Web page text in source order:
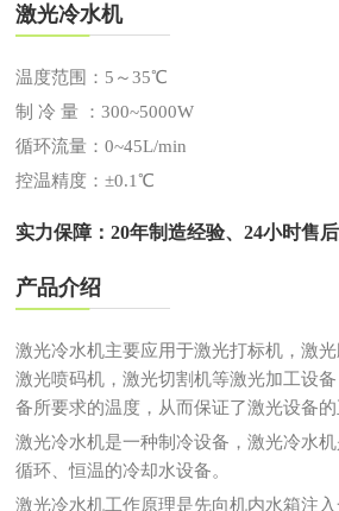
激光冷水机
温度范围：5～35℃
制 冷 量 ：300~5000W
循环流量：0~45L/min
控温精度：±0.1℃
实力保障：20年制造经验、24小时售
产品介绍
激光冷水机主要应用于激光打标机，激
激光喷码机，激光切割机等激光加工设
备所要求的温度，从而保证了激光设备的
激光冷水机是一种制冷设备，激光冷水机
循环、恒温的冷却水设备。
激光冷水机工作原理是先向机内水箱注